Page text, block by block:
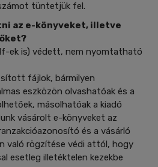
tüntetjük fel.
az e-könyveket, illetve
ek is) védett, nem nyomtatható
fájlok, bármilyen
eszközön olvashatóak és a
másolhatóak a kiadó
vásárolt e-könyveket az
és a vásárló
való rögzítése védi attól, hogy
esetleg illetéktelen kezekbe